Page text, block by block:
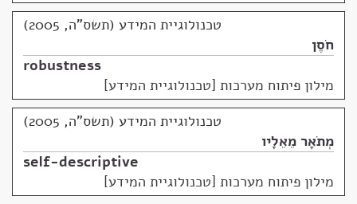
טכנולוגיית המידע (תשס"ה, 2005)
חֹסֶן
robustness
מילון פיתוח מערכות [טכנולוגיית המידע]
טכנולוגיית המידע (תשס"ה, 2005)
מְתֹאָר מֵאֵלָיו
self-descriptive
מילון פיתוח מערכות [טכנולוגיית המידע]